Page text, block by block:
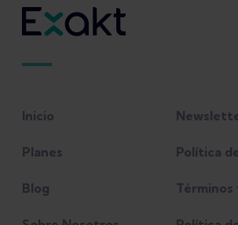
Inicio
Planes
Blog
Política
Términos